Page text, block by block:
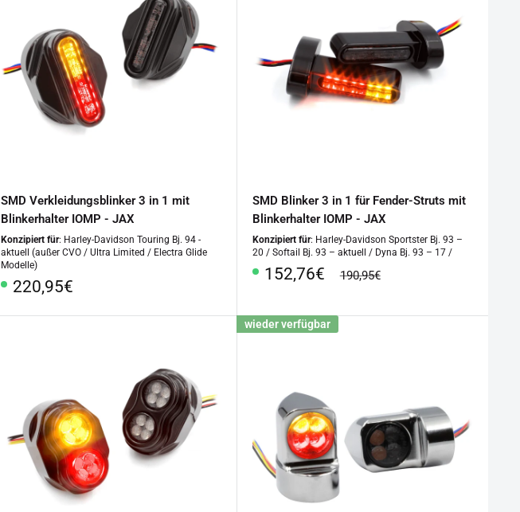
SMD Verkleidungsblinker 3 in 1 mit
Blinkerhalter IOMP - JAX
Konzipiert für: Harley-Davidson Touring Bj. 94 -
aktuell (außer CVO / Ultra Limited / Electra Glide
Modelle)
Sonderpreis
220,95€
SMD Blinker 3 in 1 für Fender-Struts mit
Blinkerhalter IOMP - JAX
Konzipiert für: Harley-Davidson Sportster Bj. 93 –
20 / Softail Bj. 93 – aktuell / Dyna Bj. 93 – 17 /
Sonderpreis
152,76€ Normalpreis
190,95€
wieder verfügbar